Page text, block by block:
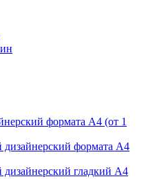
формата А4 (от 1
дизайнерский формата А4
дизайнерский гладкий А4